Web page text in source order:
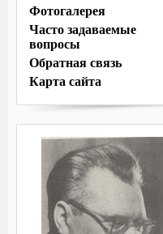
Фотогалерея
Часто задаваемые
вопросы
Обратная связь
Карта сайта